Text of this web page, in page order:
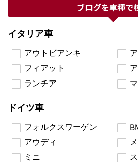
ブログを車種で
イタリア車
アウトビアンキ
フィアット
ランチア
ドイツ車
フォルクスワーゲン
アウディ
ミニ